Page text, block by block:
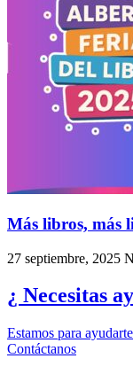
Más libros, más
27 septiembre, 2025
¿ Necesitas
Estamos para ayudarte
Contáctanos